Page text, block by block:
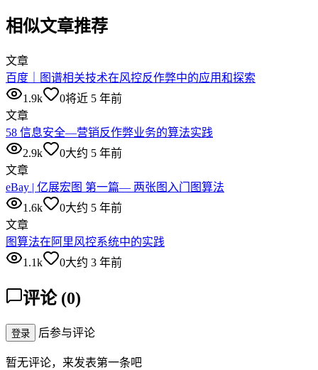
相似文章推荐
文章
百度｜图谱相关技术在风控反作弊中的应用和探索
1.9k
0将近 5 年前
文章
58 信息安全—营销反作弊业务的算法实践
2.9k
0大约 5 年前
文章
eBay | 亿展宏图 第一篇— 两张图入门图算法
1.6k
0大约 5 年前
文章
图算法在阿里风控系统中的实践
1.1k
0大约 3 年前
评论 (0)
登录 后参与评论
暂无评论，来发表第一条吧